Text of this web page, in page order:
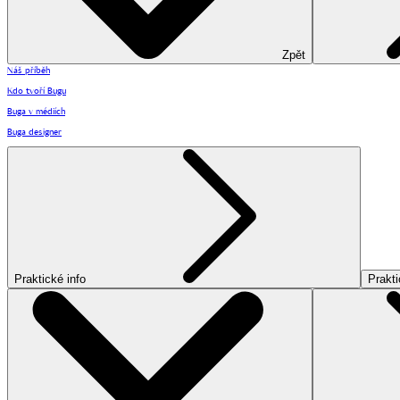
Zpět
Náš příběh
Kdo tvoří Bugu
Buga v médiích
Buga designer
Praktické info